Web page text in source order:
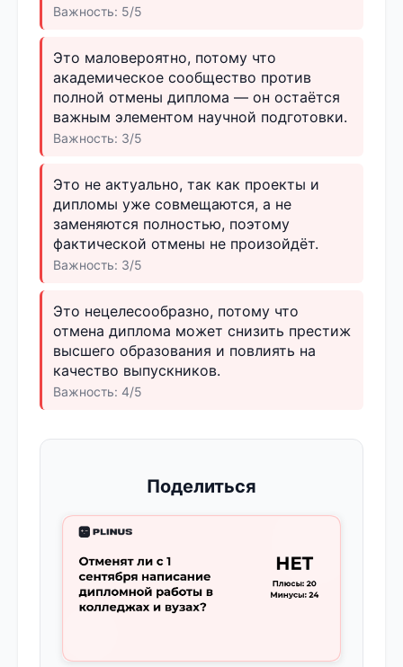
Важность: 5/5
Это маловероятно, потому что
академическое сообщество против
полной отмены диплома — он остаётся
важным элементом научной подготовки.
Важность: 3/5
Это не актуально, так как проекты и
дипломы уже совмещаются, а не
заменяются полностью, поэтому
фактической отмены не произойдёт.
Важность: 3/5
Это нецелесообразно, потому что
отмена диплома может снизить престиж
высшего образования и повлиять на
качество выпускников.
Важность: 4/5
Поделиться